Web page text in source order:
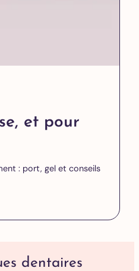
et pour
: port, gel et conseils
dentaires